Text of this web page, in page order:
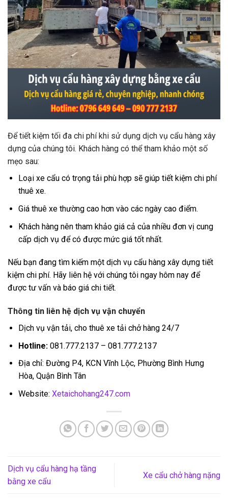
Để tiết kiệm tối đa chi phí khi sử dụng dịch vụ cẩu hàng xây
dựng của chúng tôi. Khách hàng có thể tham khảo một số
mẹo sau:
Loại xe cẩu có trọng tải phù hợp sẽ giúp tiết kiệm chi phí
thuê xe.
Giá thuê xe thường cao hơn vào các ngày cao điểm.
Khách hàng nên tham khảo giá cả của nhiều đơn vị cung
cấp dịch vụ để có được mức giá tốt nhất.
Nếu bạn đang tìm kiếm một dịch vụ cẩu hàng xây dựng tiết
kiệm chi phí. Hãy liên hệ với chúng tôi ngay hôm nay để
được tư vấn và báo giá chi tiết.
Thông tin liên hệ dịch vụ vận chuyển
Dịch vụ vận tải, cho thuê xe tải chở hàng 24/7
Hotline:081.777.2137 – 081.777.2137
Địa chỉ: Đường P4, KCN Vĩnh Lộc, Phường Bình Hưng
Hòa, Quận Bình Tân
Website: Xetaichohang247.com
Dịch vụ cẩu hàng hạ tầng
bằng xe cẩu
Xe cẩu chở hàng nặng